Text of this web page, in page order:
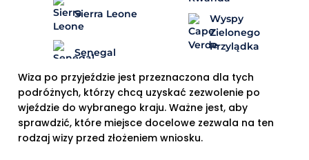
Sierra Leone
Senegal
Wyspy
Zielonego
Przylądka
Wiza po przyjeździe jest przeznaczona dla tych
podróżnych, którzy chcą uzyskać zezwolenie po
wjeździe do wybranego kraju. Ważne jest, aby
sprawdzić, które miejsce docelowe zezwala na ten
rodzaj wizy przed złożeniem wniosku.